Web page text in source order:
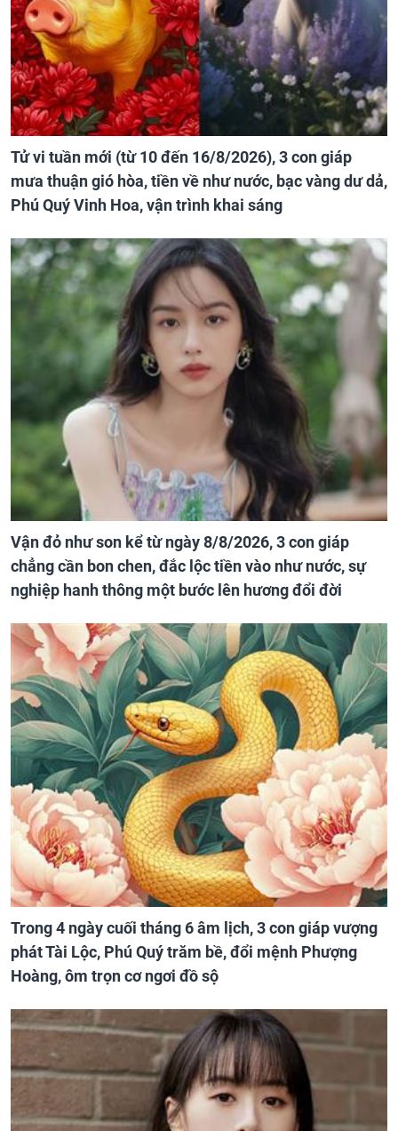
Tử vi tuần mới (từ 10 đến 16/8/2026), 3 con giáp
mưa thuận gió hòa, tiền về như nước, bạc vàng dư dả,
Phú Quý Vinh Hoa, vận trình khai sáng
Vận đỏ như son kể từ ngày 8/8/2026, 3 con giáp
chẳng cần bon chen, đắc lộc tiền vào như nước, sự
nghiệp hanh thông một bước lên hương đổi đời
Trong 4 ngày cuối tháng 6 âm lịch, 3 con giáp vượng
phát Tài Lộc, Phú Quý trăm bề, đổi mệnh Phượng
Hoàng, ôm trọn cơ ngơi đồ sộ